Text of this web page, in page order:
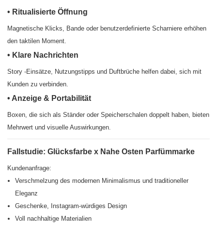
• Ritualisierte Öffnung
Magnetische Klicks, Bande oder benutzerdefinierte Scharniere erhöhen
den taktilen Moment.
• Klare Nachrichten
Story -Einsätze, Nutzungstipps und Duftbrüche helfen dabei, sich mit
Kunden zu verbinden.
• Anzeige & Portabilität
Boxen, die sich als Ständer oder Speicherschalen doppelt haben, bieten
Mehrwert und visuelle Auswirkungen.
Fallstudie: Glücksfarbe x Nahe Osten Parfümmarke
Kundenanfrage:
Verschmelzung des modernen Minimalismus und traditioneller
Eleganz
Geschenke, Instagram-würdiges Design
Voll nachhaltige Materialien